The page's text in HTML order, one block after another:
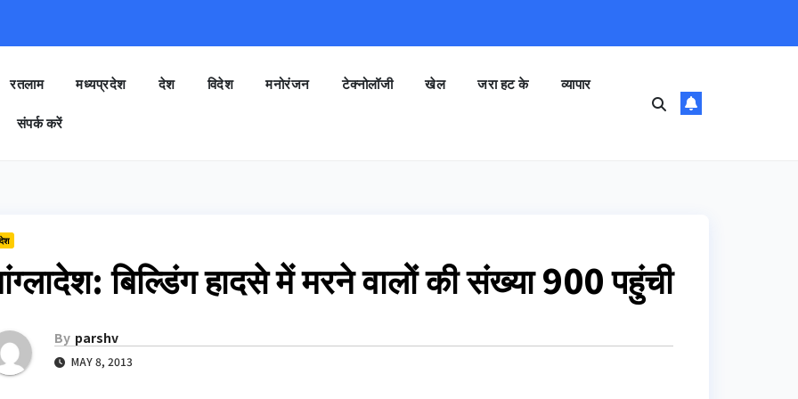
रतलाम मध्यप्रदेश देश विदेश मनोरंजन टेक्नोलॉजी खेल जरा हट के व्यापार
संपर्क करें
बिल्डिंग हादसे में मरने वालों की संख्या 900 पहुंची
By parshv
MAY 8, 2013